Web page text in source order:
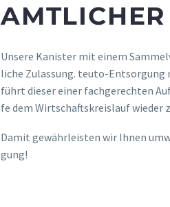
Unsere Kanis­ter mit einem
liche Zulas­sung. teuto-Ent­sor­gung
führt dieser einer fach­gerech­ten
fe dem Wirtschafts­kreis­lauf wieder
Damit gewährleis­ten wir Ihnen
gung!